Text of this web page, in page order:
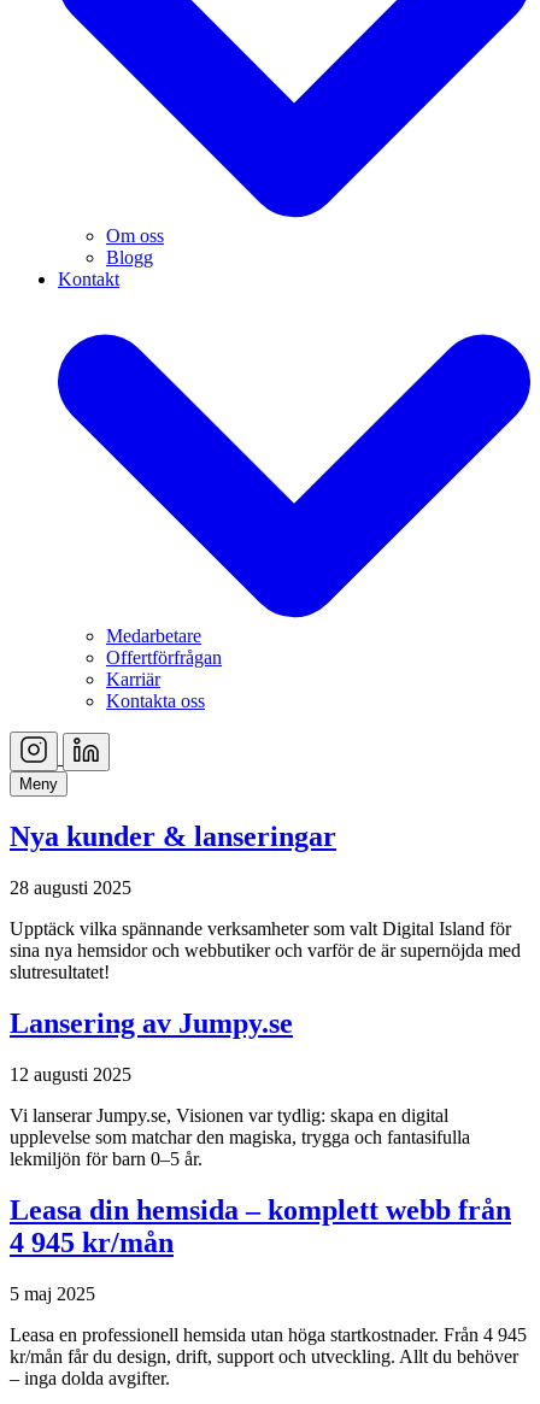
Om oss
Blogg
Kontakt
Medarbetare
Offertförfrågan
Karriär
Kontakta oss
Meny
Nya kunder & lanseringar
28 augusti 2025
Upptäck vilka spännande verksamheter som valt Digital Island för
sina nya hemsidor och webbutiker och varför de är supernöjda med
slutresultatet!
Lansering av Jumpy.se
12 augusti 2025
Vi lanserar Jumpy.se, Visionen var tydlig: skapa en digital
upplevelse som matchar den magiska, trygga och fantasifulla
lekmiljön för barn 0–5 år.
Leasa din hemsida – komplett webb från
4 945 kr/mån
5 maj 2025
Leasa en professionell hemsida utan höga startkostnader. Från 4 945
kr/mån får du design, drift, support och utveckling. Allt du behöver
– inga dolda avgifter.